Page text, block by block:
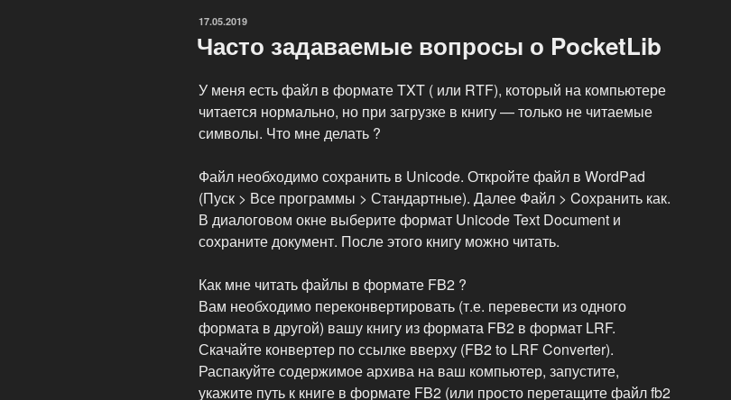
ОПУБЛИКОВАНО
17.05.2019
Часто задаваемые вопросы о PocketLib
У меня есть файл в формате TXT ( или RTF), который на компьютере
читается нормально, но при загрузке в книгу — только не читаемые
символы. Что мне делать ?
Файл необходимо сохранить в Unicode. Откройте файл в WordPad
(Пуск > Все программы > Стандартные). Далее Файл > Cохранить как.
В диалоговом окне выберите формат Unicode Text Document и
сохраните документ. После этого книгу можно читать.
Как мне читать файлы в формате FB2 ?
Вам необходимо переконвертировать (т.е. перевести из одного
формата в другой) вашу книгу из формата FB2 в формат LRF.
Скачайте конвертер по ссылке вверху (FB2 to LRF Converter).
Распакуйте содержимое архива на ваш компьютер, запустите,
укажите путь к книге в формате FB2 (или просто перетащите файл fb2